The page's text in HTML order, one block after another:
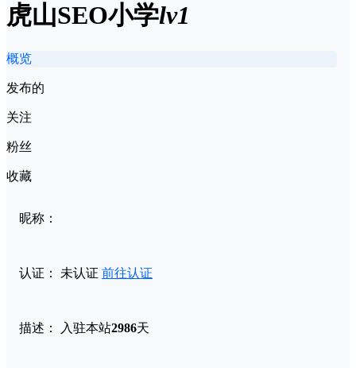
虎山SEO小学lv1
概览
发布的
关注
粉丝
收藏
昵称：
认证： 未认证 前往认证
描述： 入驻本站2986天